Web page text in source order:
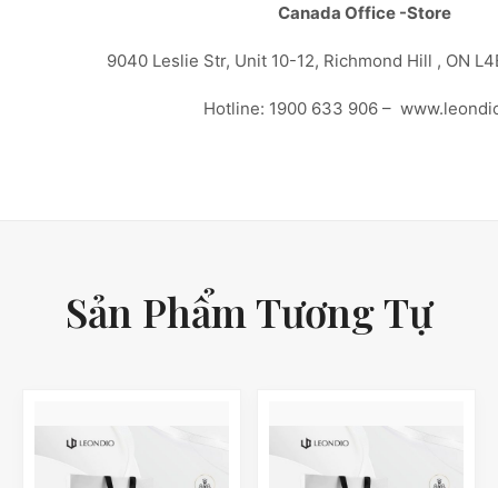
Canada Office -Store
9040 Leslie Str, Unit 10-12, Richmond Hill , ON
Hotline: 1900 633 906 –
Sản Phẩm Tương Tự